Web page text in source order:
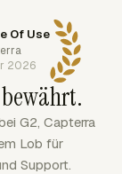
Of Use
2026
G2, Capterra
Lob für
Support.